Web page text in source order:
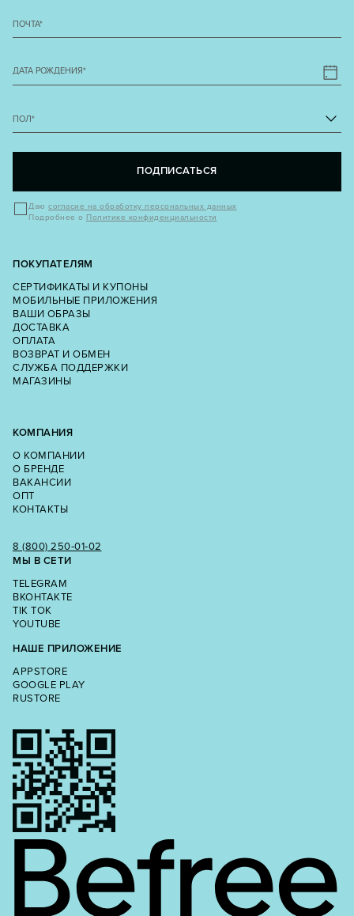
ПОЧТА*
ДАТА РОЖДЕНИЯ*
ПОЛ*
ПОДПИСАТЬСЯ
Даю согласие на обработку персональных данных
Подробнее о Политике конфиденциальности
ПОКУПАТЕЛЯМ
СЕРТИФИКАТЫ И КУПОНЫ
МОБИЛЬНЫЕ ПРИЛОЖЕНИЯ
ВАШИ ОБРАЗЫ
ДОСТАВКА
ОПЛАТА
ВОЗВРАТ И ОБМЕН
СЛУЖБА ПОДДЕРЖКИ
МАГАЗИНЫ
КОМПАНИЯ
О КОМПАНИИ
О БРЕНДЕ
ВАКАНСИИ
ОПТ
КОНТАКТЫ
8 (800) 250‑01‑02
МЫ В СЕТИ
TELEGRAM
ВКОНТАКТЕ
TIK TOK
YOUTUBE
НАШЕ ПРИЛОЖЕНИЕ
APPSTORE
GOOGLE PLAY
RUSTORE